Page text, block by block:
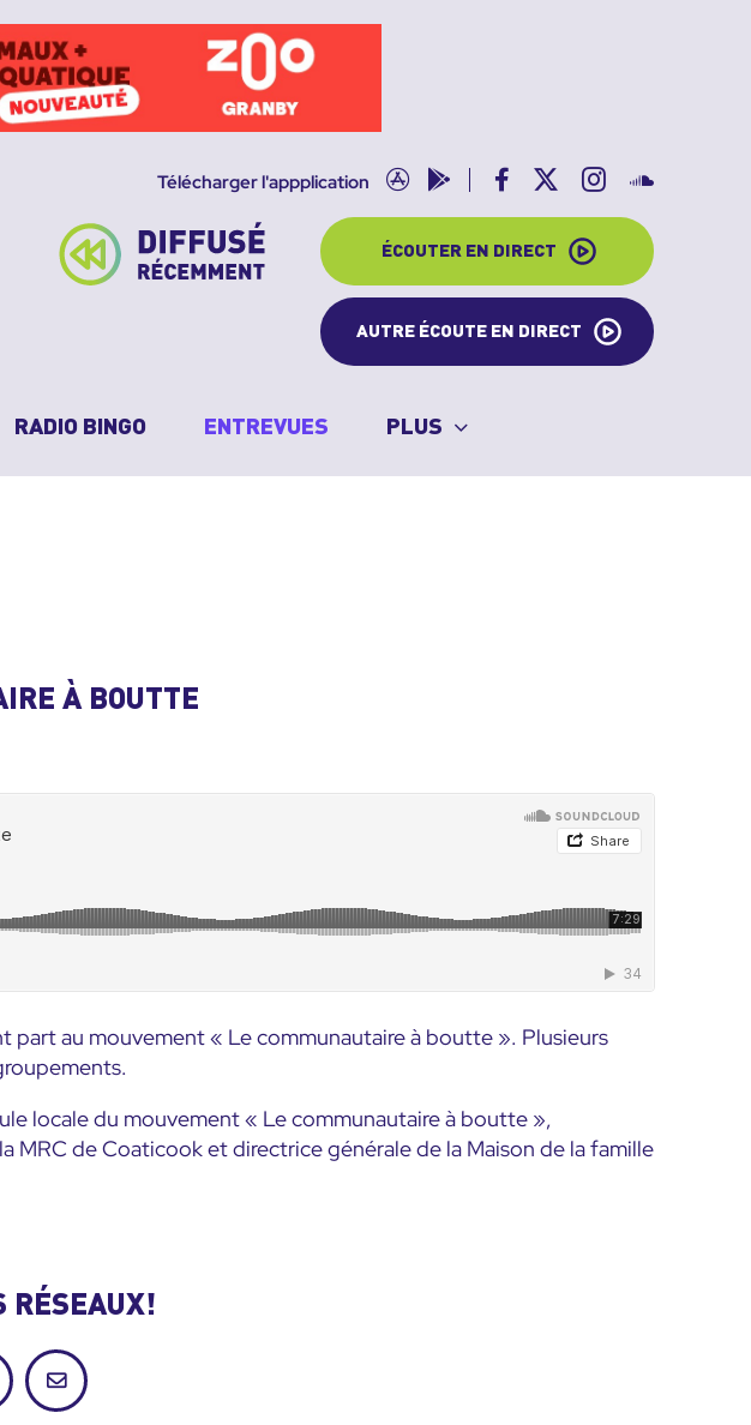
FacebookInstagram
Télécharger l'appplication
App Google
ÉCOUTER EN DIRECT
AUTRE ÉCOUTE EN DIRECT
RADIO BINGO ENTREVUES PLUS
À BOUTTE
part au mouvement « Le communautaire à boutte ». Plusieurs
locale du mouvement « Le communautaire à boutte »,
de Coaticook et directrice générale de la Maison de la famille
RÉSEAUX!
Courriel